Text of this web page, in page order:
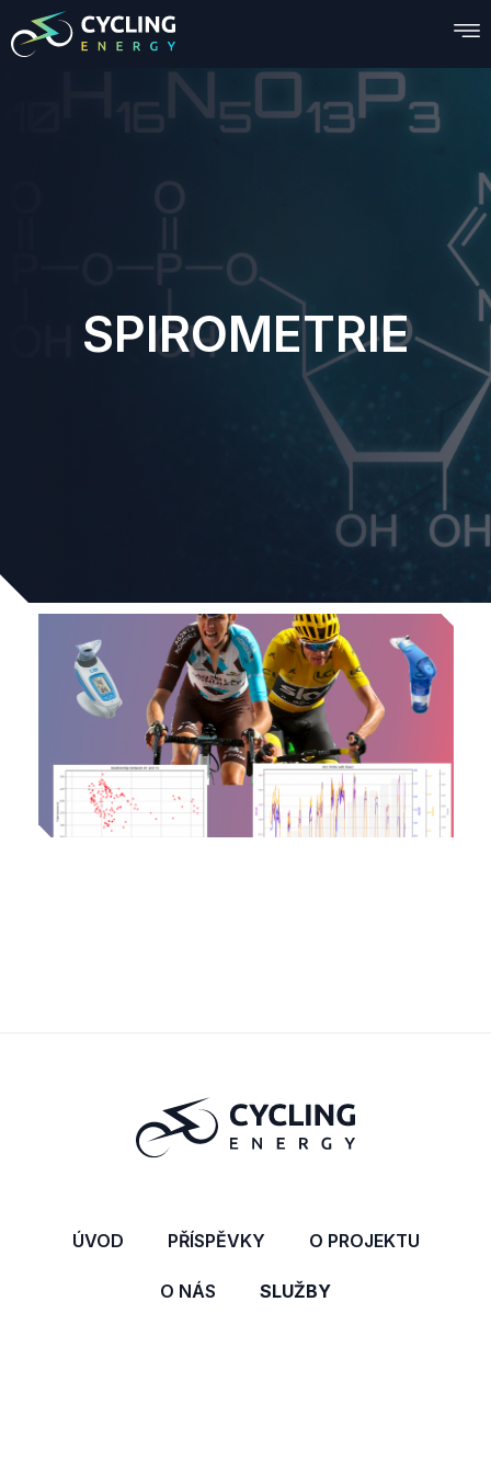
SPIROMETRIE
ÚVOD PŘÍSPĚVKY O PROJEKTU
O NÁS SLUŽBY